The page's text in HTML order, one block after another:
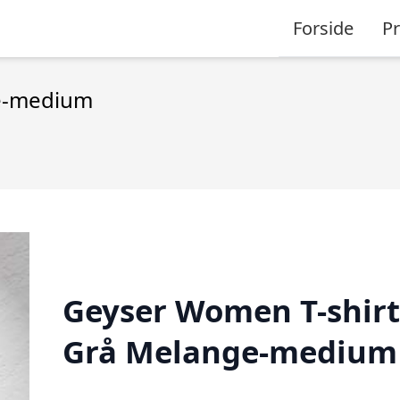
Forside
medium
Geyser Women T-shirt
Grå Melange-medium